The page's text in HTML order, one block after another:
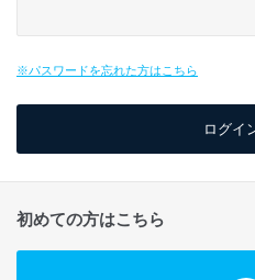
※パスワードを忘れた方はこちら
初めての方はこちら